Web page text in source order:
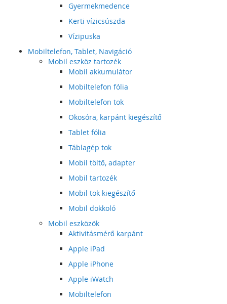
Gyermekmedence
Kerti vízicsúszda
Vízipuska
Mobiltelefon, Tablet, Navigáció
Mobil eszköz tartozék
Mobil akkumulátor
Mobiltelefon fólia
Mobiltelefon tok
Okosóra, karpánt kiegészítő
Tablet fólia
Táblagép tok
Mobil töltő, adapter
Mobil tartozék
Mobil tok kiegészítő
Mobil dokkoló
Mobil eszközök
Aktivitásmérő karpánt
Apple iPad
Apple iPhone
Apple iWatch
Mobiltelefon